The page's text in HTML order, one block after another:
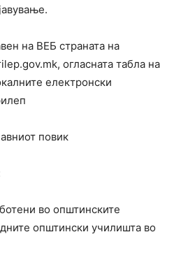
на ВЕБ страната на
огласната табла на
електронски
повик
во општинските
општински училишта во